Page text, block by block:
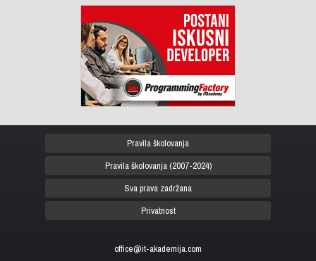
Pravila školovanja
Pravila školovanja (2007-2024)
Sva prava zadržana
Privatnost
office@it-akademija.com